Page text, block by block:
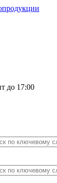
до 17:00